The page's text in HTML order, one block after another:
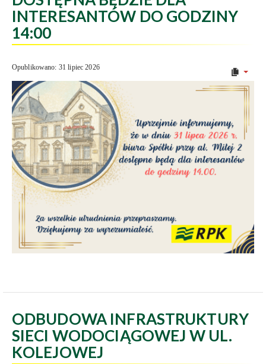
INTERESANTÓW DO GODZINY
14:00
Opublikowano: 31 lipiec 2026
ODBUDOWA INFRASTRUKTURY
SIECI WODOCIĄGOWEJ W UL.
KOLEJOWEJ